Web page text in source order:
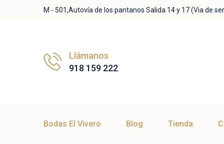
M - 501,Autovía de los pantanos Salida 14 y 17 (Via de
Llámanos
918 159 222
Bodas El Vivero Blog Tienda